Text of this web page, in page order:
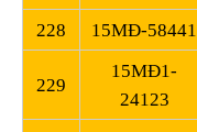
228
15MĐ-58441
229
15MĐ1-
24123